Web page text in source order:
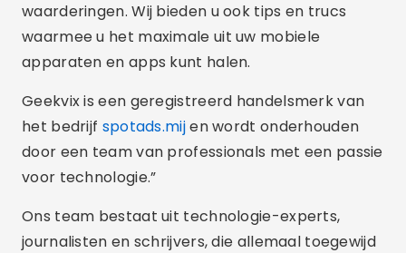
waarderingen. Wij bieden u ook tips en trucs
waarmee u het maximale uit uw mobiele
apparaten en apps kunt halen.
Geekvix is een geregistreerd handelsmerk van
het bedrijf spotads.mijen wordt onderhouden
door een team van professionals met een passie
voor technologie.”
Ons team bestaat uit technologie-experts,
journalisten en schrijvers, die allemaal toegewijd